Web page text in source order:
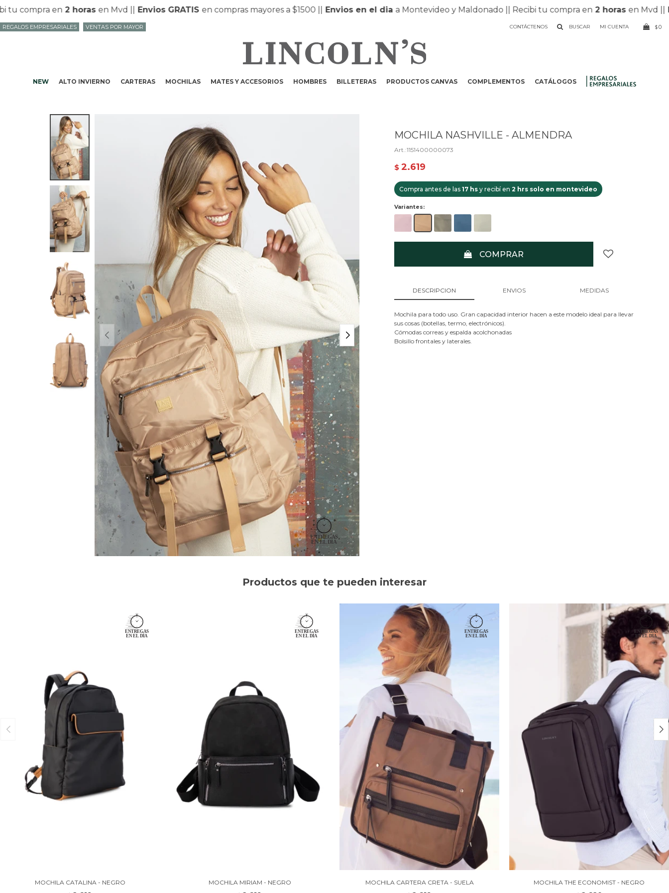
compra en2 horasen Mvd ||Envios GRATISen compras mayores a $1500 ||Envios en el dia a Montevideo y Maldonado || Recibi tu compra en2 horasen Mvd ||
NEW ALTO INVIERNO CARTERAS MOCHILAS MATES Y ACCESORIOS HOMBRES BILLETERAS PRODUCTOS CANVAS COMPLEMENTOS CATÁLOGOS
CONTÁCTENOS $0
REGALOS EMPRESARIALES VENTAS POR MAYOR
MOCHILA NASHVILLE - ALMENDRA
1151400000073
$ 2.619
Compra antes de las 17 hs y recibí en 2 hrs solo en montevideo
Variantes:
COMPRAR
DESCRIPCION ENVIOS MEDIDAS
Mochila para todo uso. Gran capacidad interior hacen a este modelo ideal para llevar
sus cosas (botellas, termo, electrónicos).
Cómodas correas y espalda acolchonadas
Bolsillo frontales y laterales.
Productos que te pueden interesar
MOCHILA CATALINA - NEGRO MOCHILA MIRIAM - NEGRO MOCHILA CARTERA CRETA - SUELA MOCHILA THE ECONOMIST - NEGRO